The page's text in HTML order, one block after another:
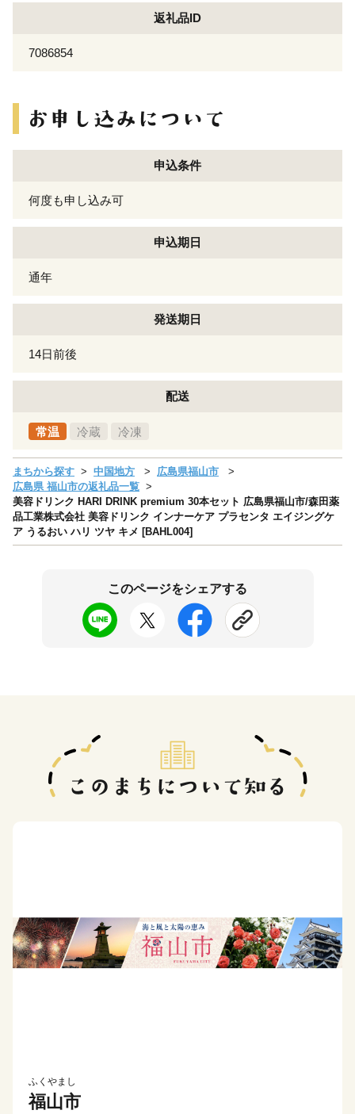
返礼品ID
7086854
申込条件
何度も申し込み可
申込期日
通年
発送期日
14日前後
配送
常温 冷蔵 冷凍
まちから探す 中国地方
広島県福山市
広島県 福山市の返礼品一覧
美容ドリンク HARI DRINK premium 30本セット 広島県福山市/森田薬
品工業株式会社 美容ドリンク インナーケア プラセンタ エイジングケ
ア うるおい ハリ ツヤ キメ [BAHL004]
このページをシェアする
ふくやまし
福山市